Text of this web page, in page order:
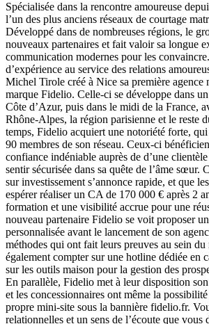
Spécialisée dans la rencontre amoureuse
l’un des plus anciens réseaux de courtage
Développé dans de nombreuses régions, le
nouveaux partenaires et fait valoir sa longue
communication modernes pour les
d’expérience au service des relations
Michel Tirole créé à Nice sa première agence
marque Fidelio. Celle-ci se développe dans
Côte d’Azur, puis dans le midi de la France,
Rhône-Alpes, la région parisienne et le reste
temps, Fidelio acquiert une notoriété forte,
90 membres de son réseau. Ceux-ci
confiance indéniable auprès de d’une
sentir sécurisée dans sa quête de l’âme sœur.
sur investissement s’annonce rapide, et que
espérer réaliser un CA de 170 000 € après 2
formation et une visibilité accrue pour une
nouveau partenaire Fidelio se voit proposer
personnalisée avant le lancement de son
méthodes qui ont fait leurs preuves au sein du
également compter sur une hotline dédiée en
sur les outils maison pour la gestion des
En parallèle, Fidelio met à leur disposition
et les concessionnaires ont même la
propre mini-site sous la bannière fidelio.fr.
relationnelles et un sens de l’écoute que vous